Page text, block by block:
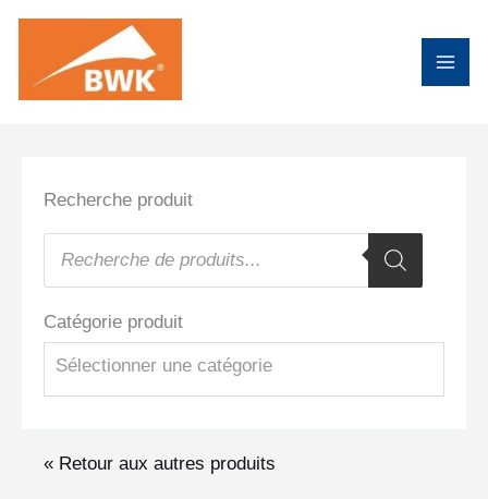
contenu
Recherche produit
Recherche
de
Catégorie produit
Sélectionner une catégorie
« Retour aux autres produits